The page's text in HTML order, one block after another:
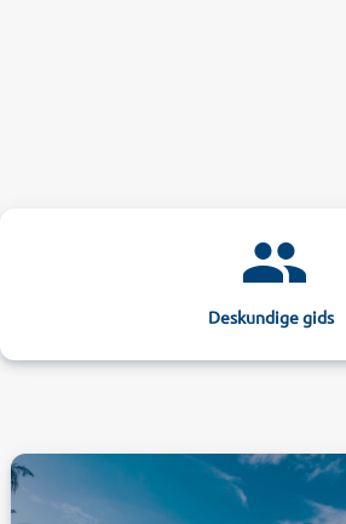
Deskundige gids